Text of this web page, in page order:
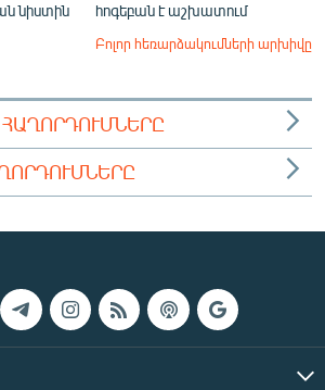
նիստին
հոգեբան է աշխատում
Բոլոր հեռարձակումների արխիվը